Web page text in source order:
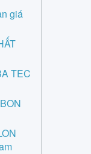
giá
TEC